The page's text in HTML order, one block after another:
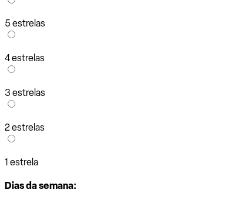
5 estrelas
4 estrelas
3 estrelas
2 estrelas
1 estrela
Dias da semana: